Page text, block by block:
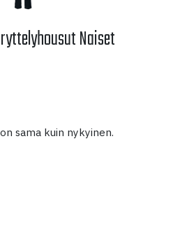
Naiset
€.
sama kuin nykyinen.